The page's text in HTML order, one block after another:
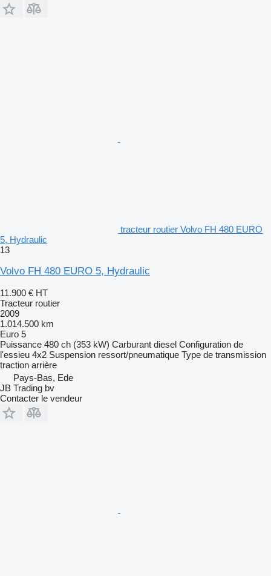
tracteur routier Volvo FH 480 EURO
5, Hydraulic
13
Volvo FH 480 EURO 5, Hydraulic
11.900 € HT
Tracteur routier
2009
1.014.500 km
Euro 5
Puissance 480 ch (353 kW) Carburant diesel Configuration de
l'essieu 4x2 Suspension ressort/pneumatique Type de transmission
traction arrière
Pays-Bas, Ede
JB Trading bv
Contacter le vendeur